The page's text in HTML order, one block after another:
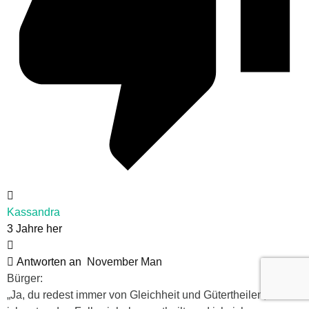
Kassandra
3 Jahre her
Antworten an
November Man
Bürger:
„Ja, du redest immer von Gleichheit und Gütertheilen, allein